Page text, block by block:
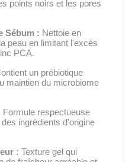
points noirs et les pores
Sébum : Nettoie en
peau en limitant l'excès
PCA.
un prébiotique
maintien du microbiome
Formule respectueuse
des ingrédients d'origine
: Texture gel qui